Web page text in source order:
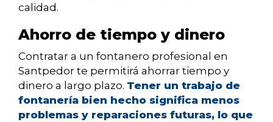
calidad.
Ahorro de tiempo y dinero
Contratar a un fontanero profesional en
Santpedor te permitirá ahorrar tiempo y
dinero a largo plazo. Tener un trabajo de
fontanería bien hecho significa menos
problemas y reparaciones futuras, lo que